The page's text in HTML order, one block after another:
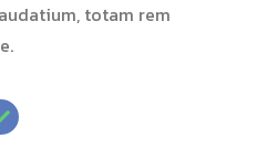
totam rem